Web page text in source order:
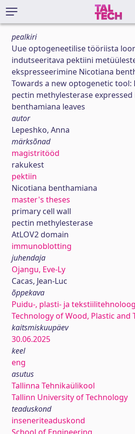
pealkiri
Uue optogeneetilise tööriista
indutseeritava pektiini
ekspresseerimine Nicotiana
Towards a new optogenetic tool:
pectin methylesterase
benthamiana leaves
autor
Lepeshko, Anna
märksõnad
magistritööd
rakukest
pektiin
Nicotiana benthamiana
master's theses
primary cell wall
pectin methylesterase
AtLOV2 domain
immunoblotting
juhendaja
Ojangu, Eve-Ly
Cacas, Jean-Luc
õppekava
Puidu-, plasti- ja
Technology of Wood, Plastic and
kaitsmiskuupäev
30.06.2025
keel
eng
asutus
Tallinna Tehnikaülikool
Tallinn University of Technology
teaduskond
inseneriteaduskond